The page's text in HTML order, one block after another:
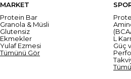
MARKET
Protein Bar
Granola & Müsli
Glutensiz
Ekmekler
Yulaf Ezmesi
Tümünü Gör
L
Güç